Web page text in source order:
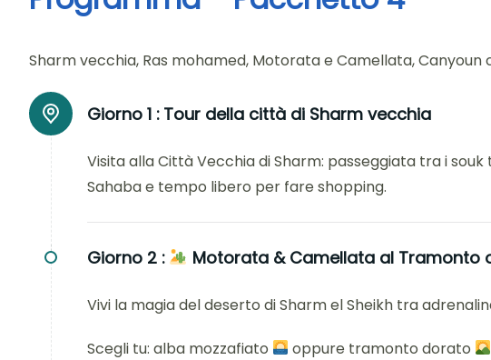
Sharm vecchia, Ras mohamed, Motorata e Camellata, Canyoun
Giorno 1 : Tour della città di Sharm vecchia
Visita alla Città Vecchia di Sharm: passeggiata tra i
Sahaba e tempo libero per fare shopping.
Giorno 2 : Motorata & Camellata al Tramonto
Vivi la magia del deserto di Sharm el Sheikh tra
Scegli tu: alba mozzafiato oppure tramonto dorato